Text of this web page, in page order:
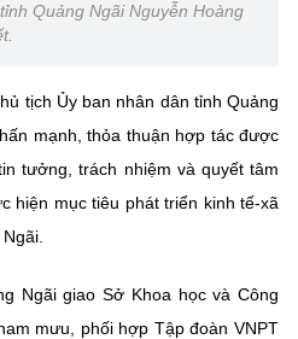
Quảng Ngãi Nguyễn Hoàng
tịch Ủy ban nhân dân tỉnh Quảng
mạnh, thỏa thuận hợp tác được
tưởng, trách nhiệm và quyết tâm
hiện mục tiêu phát triển kinh tế-xã
Ngãi giao Sở Khoa học và Công
mưu, phối hợp Tập đoàn VNPT